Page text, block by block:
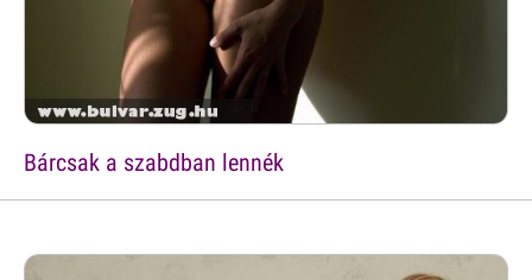
Bárcsak a szabdban lennék